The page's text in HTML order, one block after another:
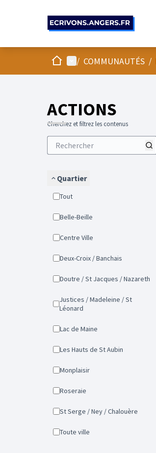
AccueilMenu principal
/ COMMUNAUTÉS /
ACTIONS
Cherchez et filtrez les contenus
Quartier
Tout
Belle-Beille
Centre Ville
Deux-Croix / Banchais
Doutre / St Jacques / Nazareth
Justices / Madeleine / St
Léonard
Lac de Maine
Les Hauts de St Aubin
Monplaisir
Roseraie
St Serge / Ney / Chalouère
Toute ville